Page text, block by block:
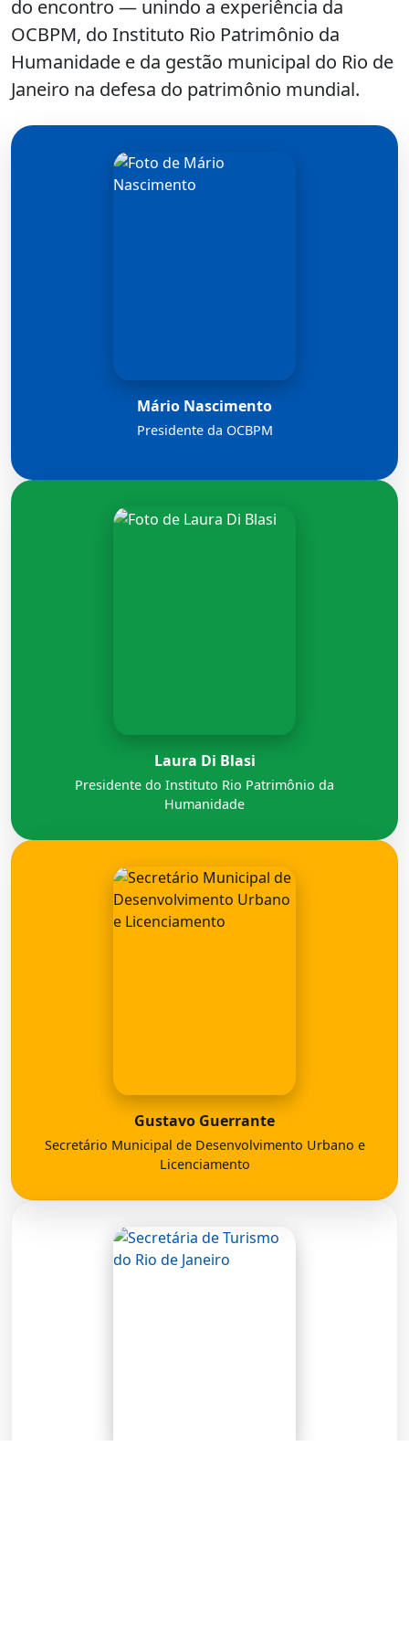
do encontro — unindo a experiência da
OCBPM, do Instituto Rio Patrimônio da
Humanidade e da gestão municipal do Rio de
Janeiro na defesa do patrimônio mundial.
Mário Nascimento
Presidente da OCBPM
Laura Di Blasi
Presidente do Instituto Rio Patrimônio da
Humanidade
Gustavo Guerrante
Secretário Municipal de Desenvolvimento Urbano e
Licenciamento